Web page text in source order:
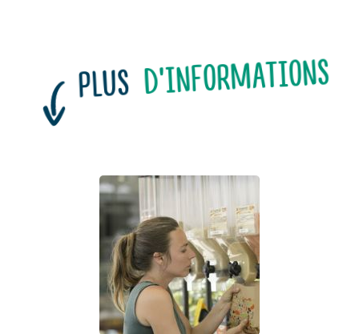
PLUSD'INFORMATIONS